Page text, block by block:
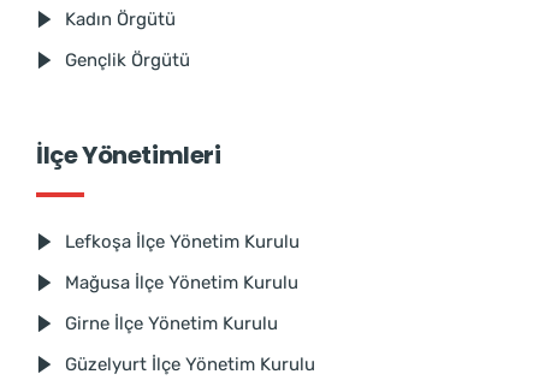
Kadın Örgütü
Gençlik Örgütü
İlçe Yönetimleri
Lefkoşa İlçe Yönetim Kurulu
Mağusa İlçe Yönetim Kurulu
Girne İlçe Yönetim Kurulu
Güzelyurt İlçe Yönetim Kurulu